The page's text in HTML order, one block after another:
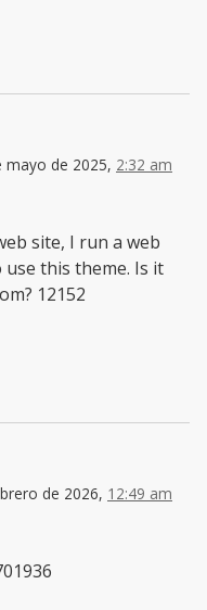
mayo de 2025, 2:32 am
site, I run a web
this theme. Is it
12152
de 2026, 12:49 am